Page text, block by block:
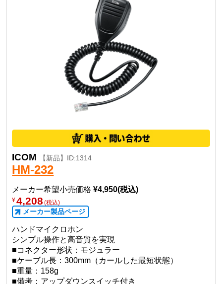
備考：アップダウンスイッチ付き
■対応製品：IC-7700 / IC-7610 / IC-7300 / IC-9700 / IC-
7100 / IC-9100 / IC-7410 / IC-7760
ICOM 【新品】ID:1314
HM-232
メーカー希望小売価格 ¥4,950(税込)
4,208(税込)